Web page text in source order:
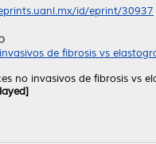
id/eprint/30937
de fibrosis vs
no invasivos de fibrosis vs